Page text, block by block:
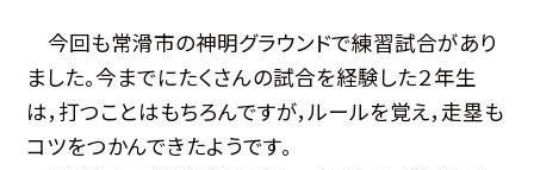
今回も常滑市の神明グラウンドで練習試合があり
ました。今までにたくさんの試合を経験した２年生
は，打つことはもちろんですが，ルールを覚え，走塁も
コツをつかんできたようです。